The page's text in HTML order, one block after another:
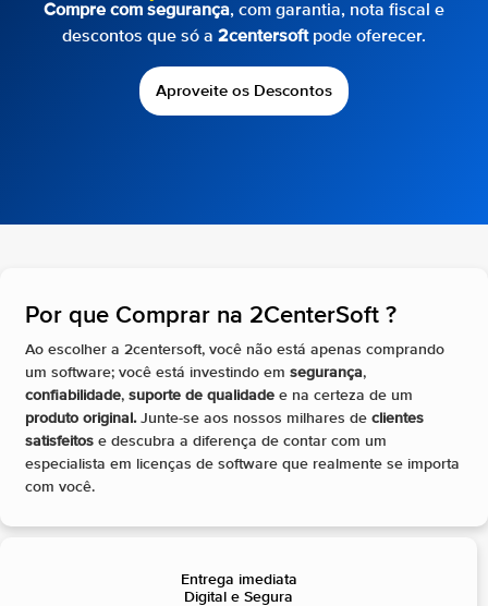
Compre com segurança, com garantia, nota fiscal e
descontos que só a 2centersoftpode oferecer.
Aproveite os Descontos
Por que Comprar na 2CenterSoft ?​
Ao escolher a 2centersoft, você não está apenas comprando
um software; você está investindo em segurança,
confiabilidade, suporte de qualidade e na certeza de um
produto original.Junte-se aos nossos milhares de clientes
satisfeitos e descubra a diferença de contar com um
especialista em licenças de software que realmente se importa
com você.
Entrega imediata
Digital e Segura